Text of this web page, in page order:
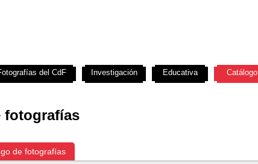
fotografías
de fotografías
del CdF Investigación Educativa Catálogo